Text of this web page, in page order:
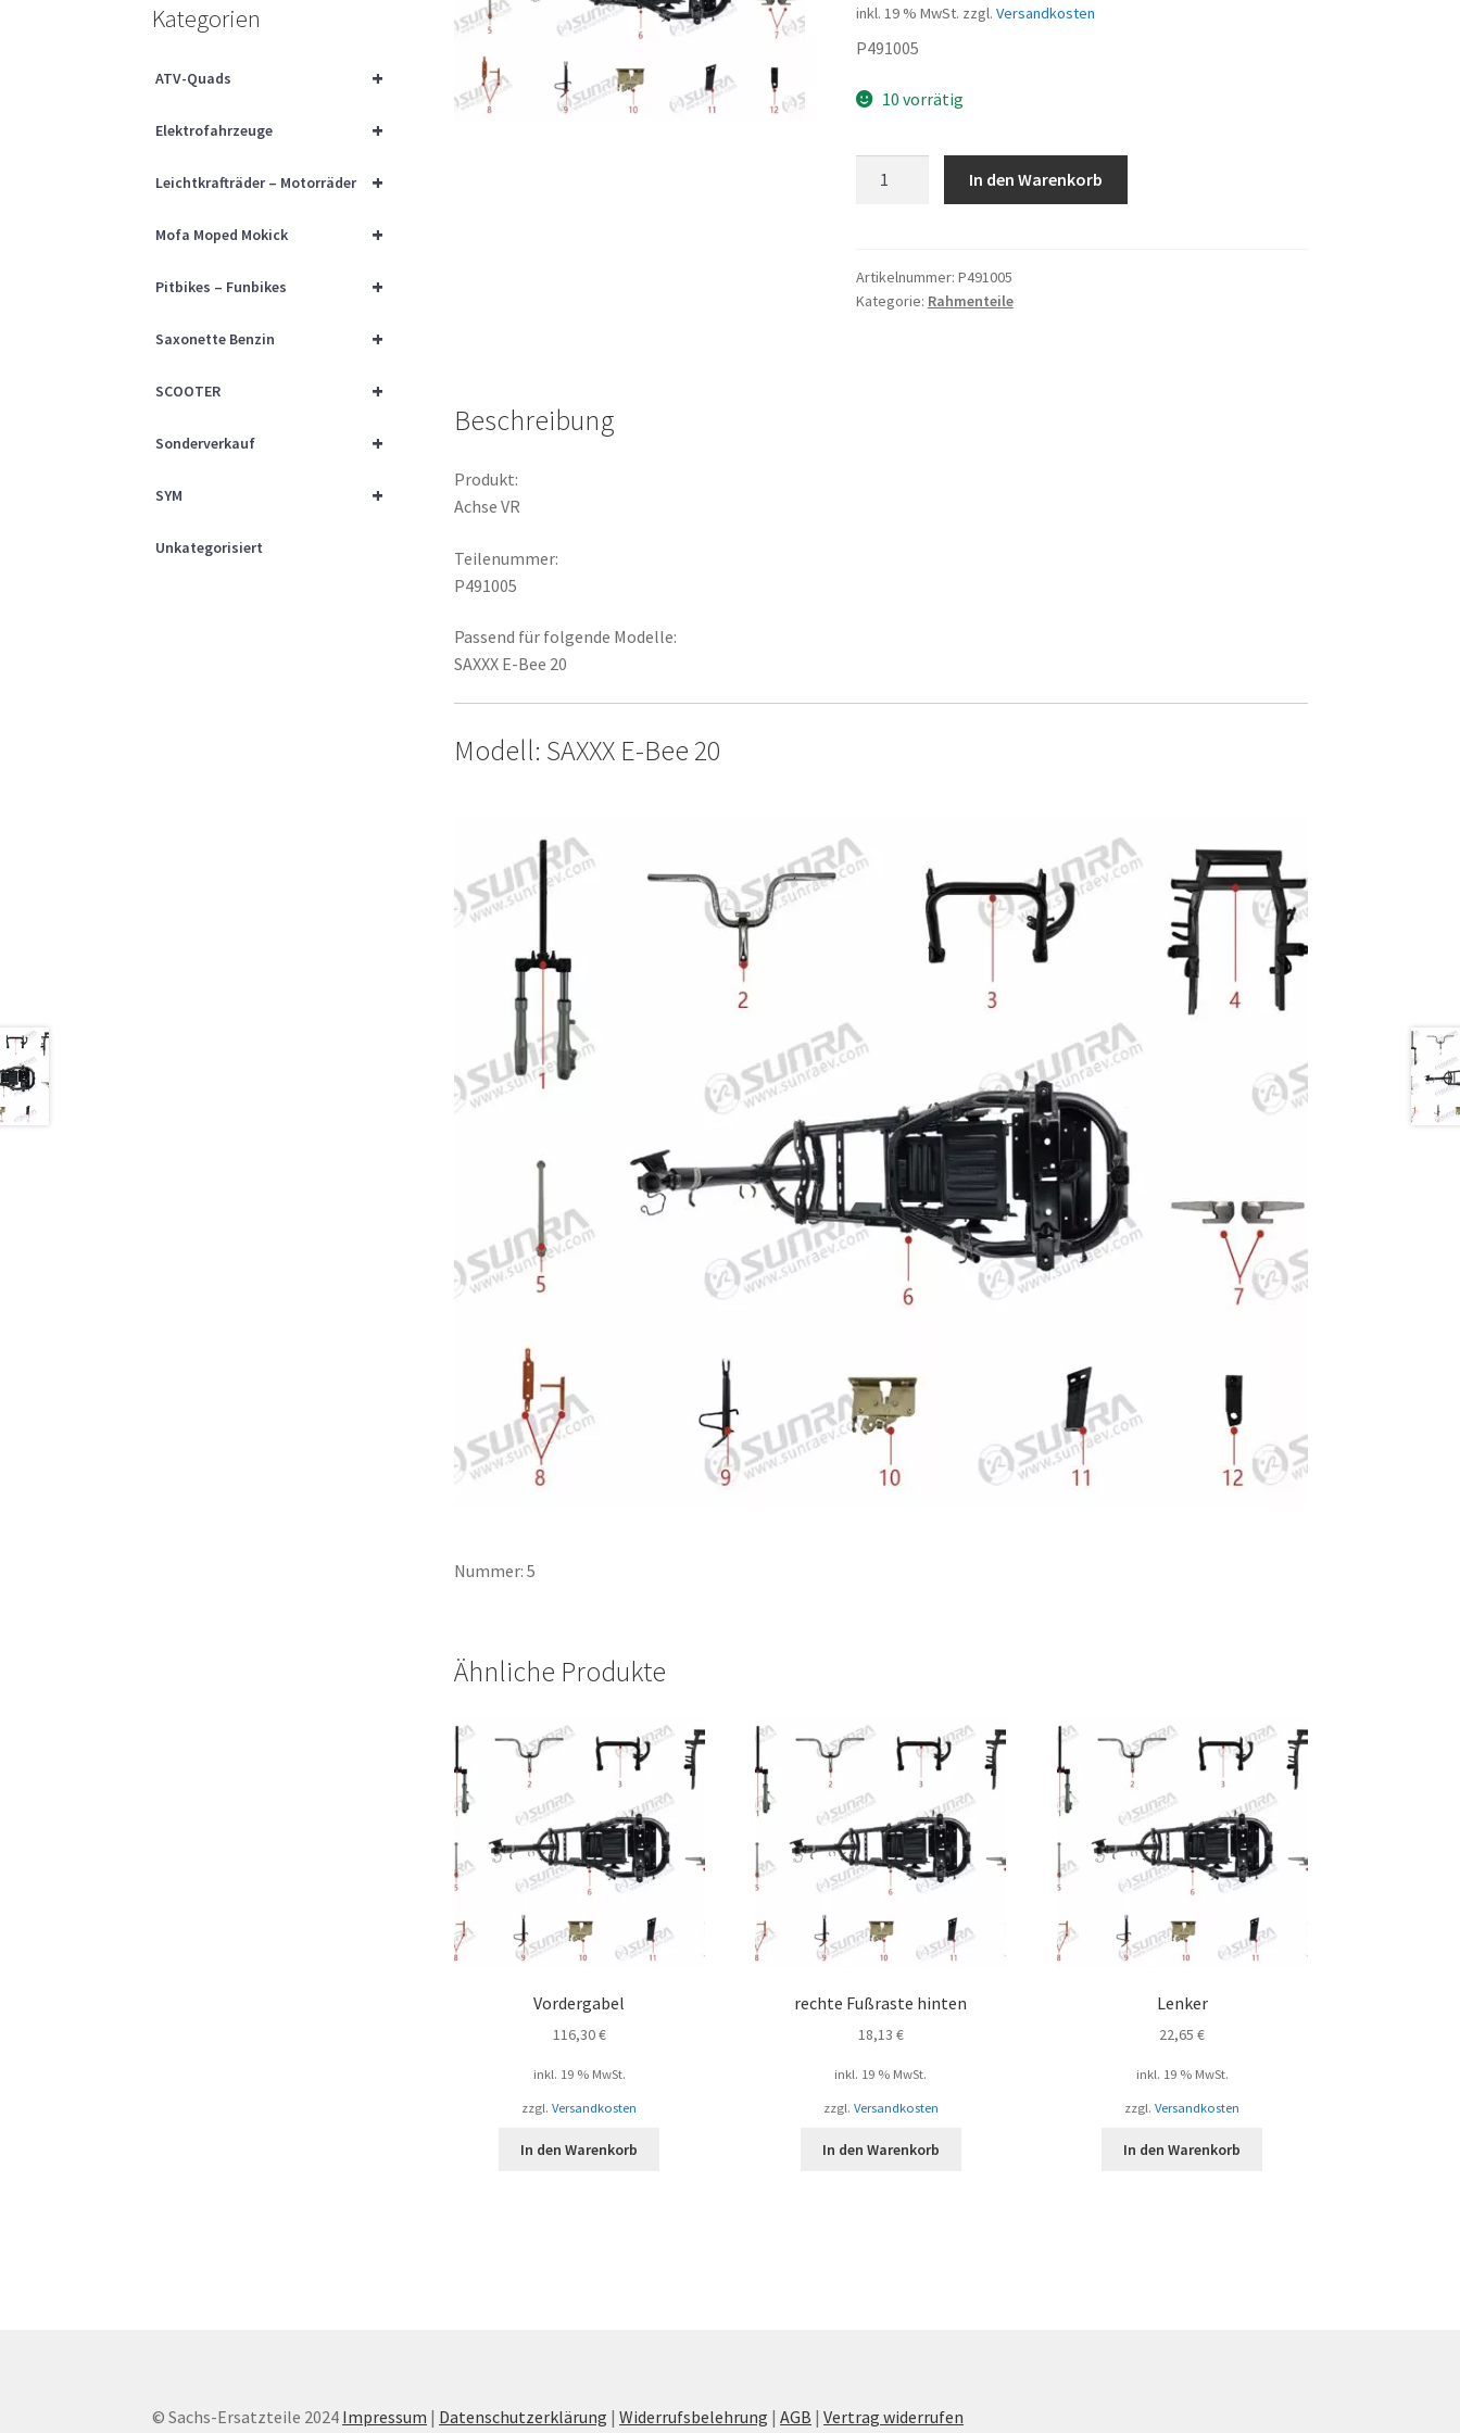
inkl. 19 % MwSt. zzgl. Versandkosten
P491005
10 vorrätig
In den Warenkorb
Artikelnummer: P491005
Kategorie: Rahmenteile
Beschreibung
Produkt:
Achse VR
Teilenummer:
P491005
Passend für folgende Modelle:
SAXXX E-Bee 20
Modell: SAXXX E-Bee 20
Nummer: 5
Ähnliche Produkte
Vordergabel
116,30€
inkl. 19 % MwSt.
zzgl.Versandkosten
In den Warenkorb
rechte Fußraste hinten
18,13 €
inkl. 19 % MwSt.
zzgl. Versandkosten
In den Warenkorb
Lenker
22,65€
inkl. 19 % MwSt.
zzgl.Versandkosten
In den Warenkorb
Kategorien
+
ATV-Quads
+
Elektrofahrzeuge
+
Leichtkrafträder – Motorräder
+
Mofa Moped Mokick
+
Pitbikes – Funbikes
+
Saxonette Benzin
+
SCOOTER
+
Sonderverkauf
+
SYM
Unkategorisiert
© Sachs-Ersatzteile 2024 Impressum | Datenschutzerklärung |Widerrufsbelehrung |AGB |Vertrag widerrufen